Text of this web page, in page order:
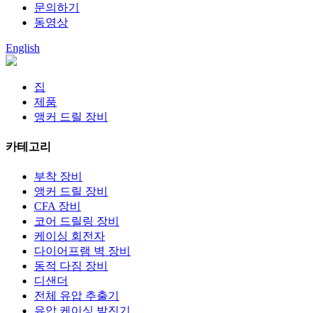
문의하기
동영상
English
집
제품
앵커 드릴 장비
카테고리
부착 장비
앵커 드릴 장비
CFA 장비
코어 드릴링 장비
케이싱 회전자
다이어프램 벽 장비
동적 다짐 장비
디샌더
전체 유압 추출기
유압 케이싱 발진기